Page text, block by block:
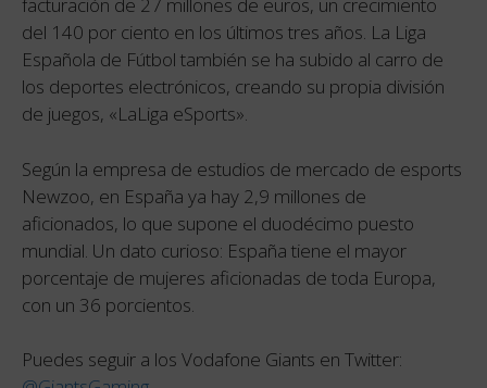
facturación de 27 millones de euros, un crecimiento
del 140 por ciento en los últimos tres años. La Liga
Española de Fútbol también se ha subido al carro de
los deportes electrónicos, creando su propia división
de juegos, «LaLiga eSports».
Según la empresa de estudios de mercado de esports
Newzoo, en España ya hay 2,9 millones de
aficionados, lo que supone el duodécimo puesto
mundial. Un dato curioso: España tiene el mayor
porcentaje de mujeres aficionadas de toda Europa,
con un 36 porcientos.
Puedes seguir a los Vodafone Giants en Twitter: